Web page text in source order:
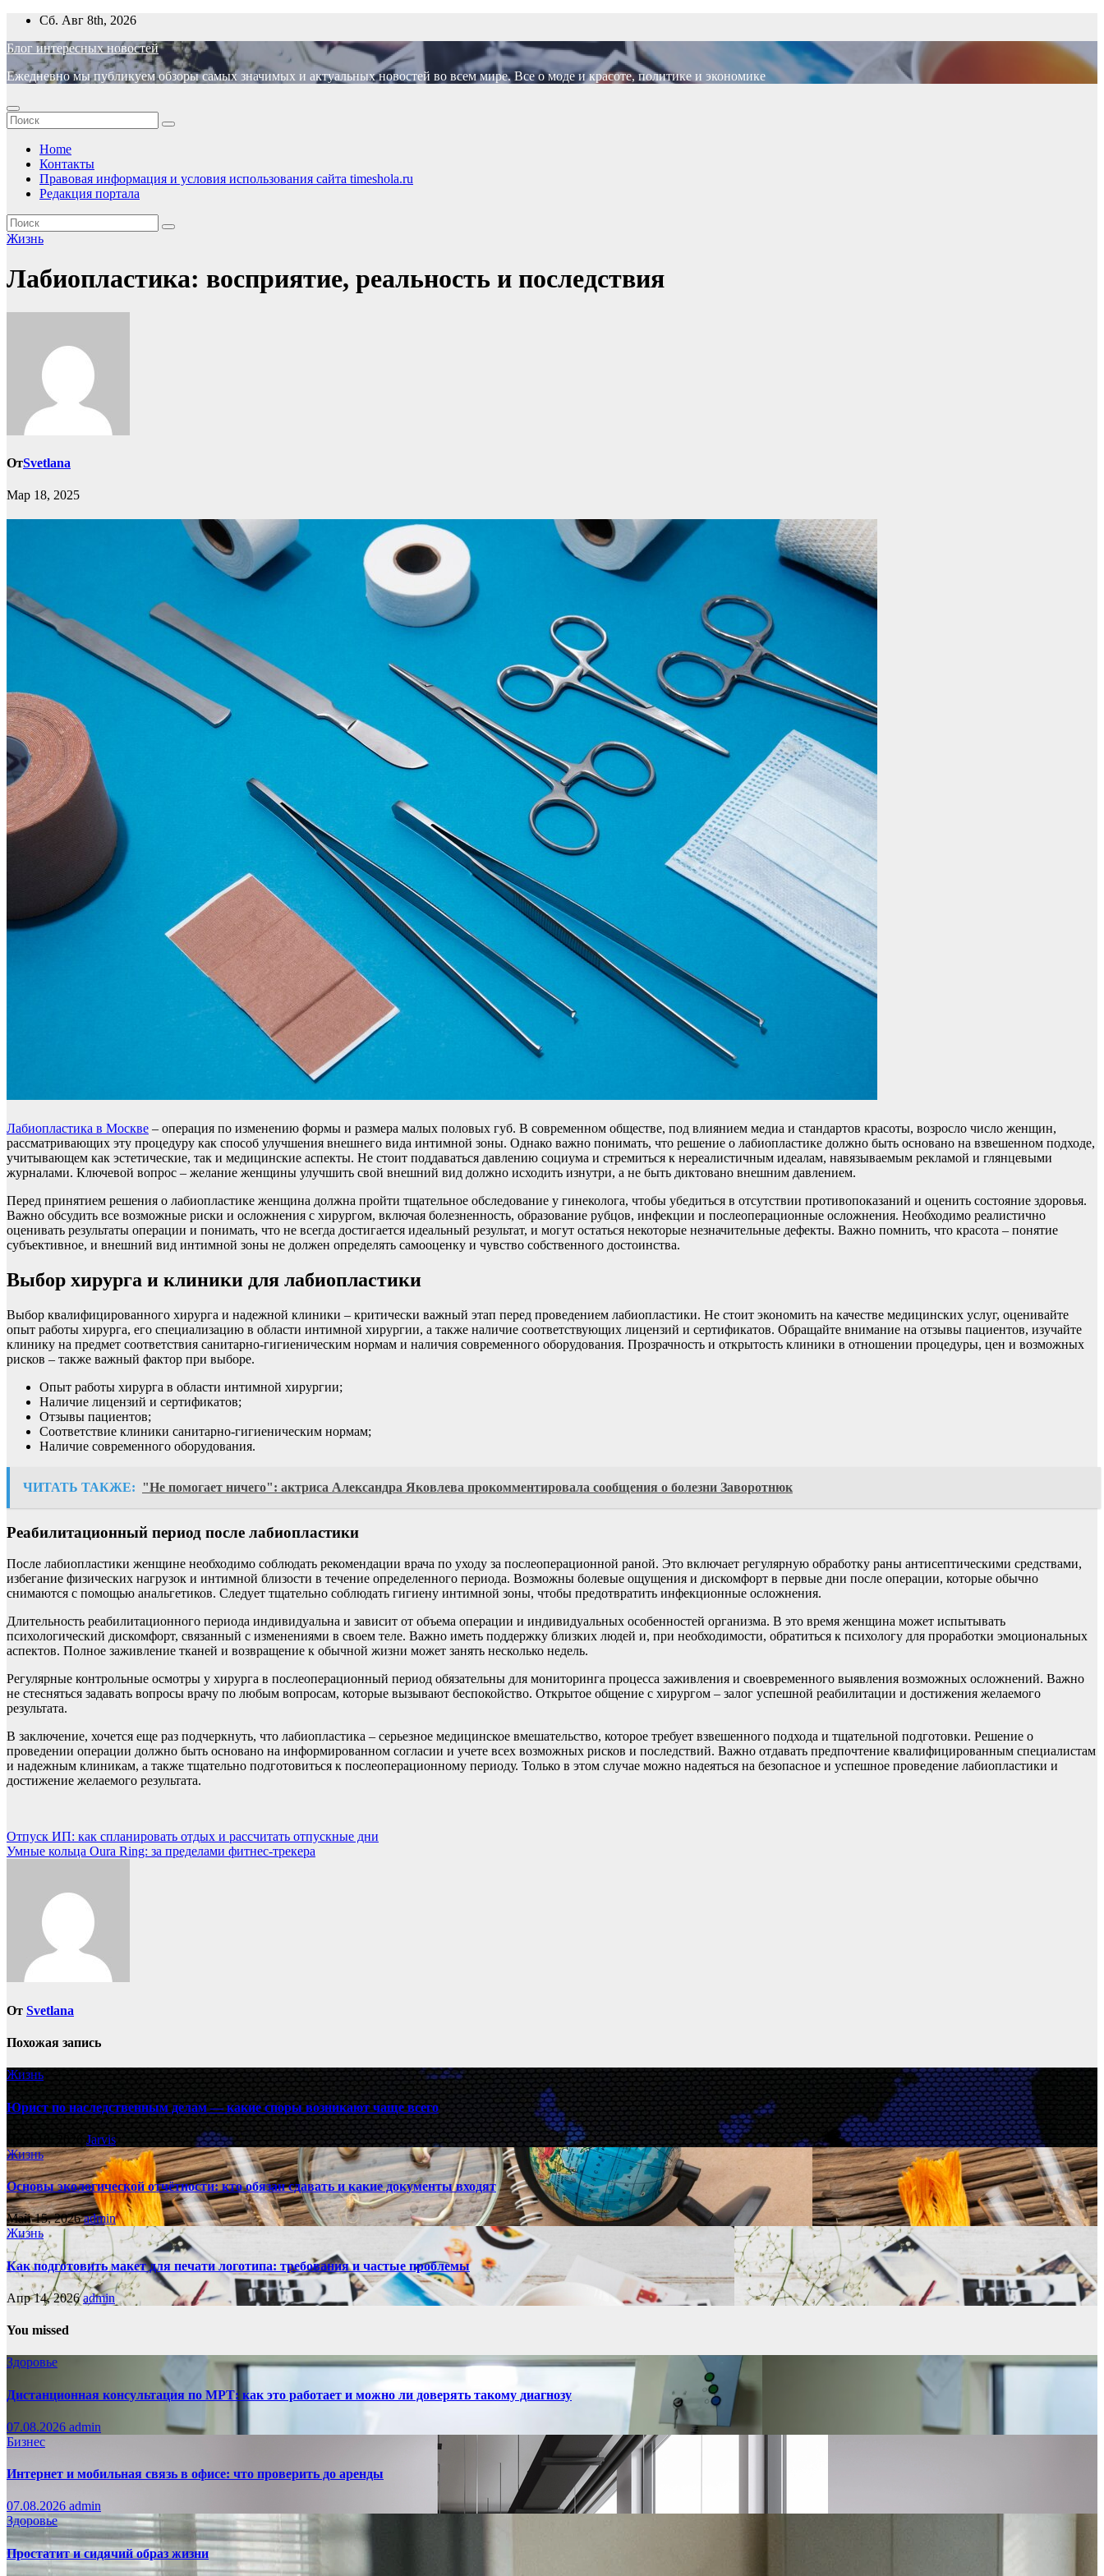
Перейти
содержимому
Сб. Авг 8th, 2026
Блог интересных новостей
Ежедневно мы публикуем обзоры самых значимых и актуальных новостей во всем мире. Все о моде и красоте, политике и экономике
Home
Контакты
Правовая информация и условия использования сайта timeshola.ru
Редакция портала
Жизнь
Лабиопластика: восприятие, реальность и последствия
ОтSvetlana
Мар 18, 2025
Лабиопластика в Москве – операция по изменению формы и размера малых половых губ. В современном обществе, под влиянием медиа и стандартов красоты, возросло число женщин,
рассматривающих эту процедуру как способ улучшения внешнего вида интимной зоны. Однако важно понимать, что решение о лабиопластике должно быть основано на взвешенном подходе,
учитывающем как эстетические, так и медицинские аспекты. Не стоит поддаваться давлению социума и стремиться к нереалистичным идеалам, навязываемым рекламой и глянцевыми
журналами. Ключевой вопрос – желание женщины улучшить свой внешний вид должно исходить изнутри, а не быть диктовано внешним давлением.
Перед принятием решения о лабиопластике женщина должна пройти тщательное обследование у гинеколога, чтобы убедиться в отсутствии противопоказаний и оценить состояние здоровья.
Важно обсудить все возможные риски и осложнения с хирургом, включая болезненность, образование рубцов, инфекции и послеоперационные осложнения. Необходимо реалистично
оценивать результаты операции и понимать, что не всегда достигается идеальный результат, и могут остаться некоторые незначительные дефекты. Важно помнить, что красота – понятие
субъективное, и внешний вид интимной зоны не должен определять самооценку и чувство собственного достоинства.
Выбор хирурга и клиники для лабиопластики
Выбор квалифицированного хирурга и надежной клиники – критически важный этап перед проведением лабиопластики. Не стоит экономить на качестве медицинских услуг, оценивайте
опыт работы хирурга, его специализацию в области интимной хирургии, а также наличие соответствующих лицензий и сертификатов. Обращайте внимание на отзывы пациентов, изучайте
клинику на предмет соответствия санитарно-гигиеническим нормам и наличия современного оборудования. Прозрачность и открытость клиники в отношении процедуры, цен и возможных
рисков – также важный фактор при выборе.
Опыт работы хирурга в области интимной хирургии;
Наличие лицензий и сертификатов;
Отзывы пациентов;
Соответствие клиники санитарно-гигиеническим нормам;
Наличие современного оборудования.
ЧИТАТЬ ТАКЖЕ: "Не помогает ничего": актриса Александра Яковлева прокомментировала сообщения о болезни Заворотнюк
Реабилитационный период после лабиопластики
После лабиопластики женщине необходимо соблюдать рекомендации врача по уходу за послеоперационной раной. Это включает регулярную обработку раны антисептическими средствами,
избегание физических нагрузок и интимной близости в течение определенного периода. Возможны болевые ощущения и дискомфорт в первые дни после операции, которые обычно
снимаются с помощью анальгетиков. Следует тщательно соблюдать гигиену интимной зоны, чтобы предотвратить инфекционные осложнения.
Длительность реабилитационного периода индивидуальна и зависит от объема операции и индивидуальных особенностей организма. В это время женщина может испытывать
психологический дискомфорт, связанный с изменениями в своем теле. Важно иметь поддержку близких людей и, при необходимости, обратиться к психологу для проработки эмоциональных
аспектов. Полное заживление тканей и возвращение к обычной жизни может занять несколько недель.
Регулярные контрольные осмотры у хирурга в послеоперационный период обязательны для мониторинга процесса заживления и своевременного выявления возможных осложнений. Важно
не стесняться задавать вопросы врачу по любым вопросам, которые вызывают беспокойство. Открытое общение с хирургом – залог успешной реабилитации и достижения желаемого
результата.
В заключение, хочется еще раз подчеркнуть, что лабиопластика – серьезное медицинское вмешательство, которое требует взвешенного подхода и тщательной подготовки. Решение о
проведении операции должно быть основано на информированном согласии и учете всех возможных рисков и последствий. Важно отдавать предпочтение квалифицированным специалистам
и надежным клиникам, а также тщательно подготовиться к послеоперационному периоду. Только в этом случае можно надеяться на безопасное и успешное проведение лабиопластики и
достижение желаемого результата.
Навигация
по
Отпуск ИП: как спланировать отдых и рассчитать отпускные дни
Умные кольца Oura Ring: за пределами фитнес-трекера
От Svetlana
Похожая запись
Жизнь
Юрист по наследственным делам — какие споры возникают чаще всего
Jarvis
Жизнь
Основы экологической отчётности: кто обязан сдавать и какие документы входят
Май 15, 2026admin
Жизнь
Как подготовить макет для печати логотипа: требования и частые проблемы
Апр 14, 2026admin
You missed
Здоровье
Дистанционная консультация по МРТ: как это работает и можно ли доверять такому диагнозу
07.08.2026 admin
Бизнес
Интернет и мобильная связь в офисе: что проверить до аренды
07.08.2026 admin
Здоровье
Простатит и сидячий образ жизни